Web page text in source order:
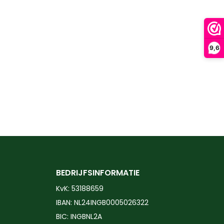
9,6
BEDRIJFSINFORMATIE
KvK: 53188659
IBAN: NL24INGB0005026322
BIC: INGBNL2A